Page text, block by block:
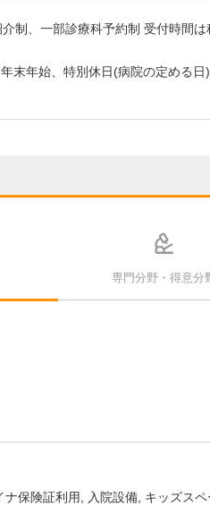
制、一部診療科予約制 受付時間
末年始、特別休日(病院の定める日)
専門分野・得意分
ナ保険証利用 入院設備 キッズスペ